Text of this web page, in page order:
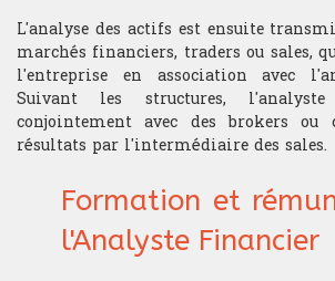
Mathématiques financières
Microéconomie
Psychologie du Trading
TRADING
l'issue de cette formation
ouvrent les portes à différentes
carrières dans les métiers de la
finance de marché.
L'analyse des actifs est ensuite
marchés financiers, traders ou sales,
l'entreprise en association avec
Suivant les structures,
conjointement avec des brokers ou
résultats par l'intermédiaire des sales.
Formation et
l'Analyste Financier